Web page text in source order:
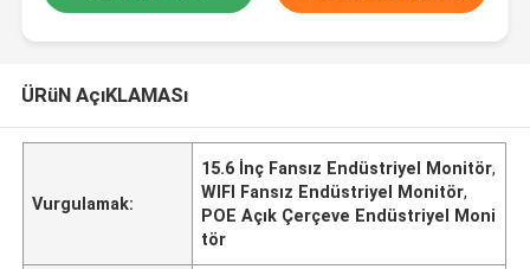
ÜRüN AçıKLAMASı
Vurgulamak:
15.6 İnç Fansız Endüstriyel Monitör,
WIFI Fansız Endüstriyel Monitör,
POE Açık Çerçeve Endüstriyel Moni
tör